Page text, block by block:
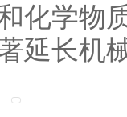
化学物
延长机